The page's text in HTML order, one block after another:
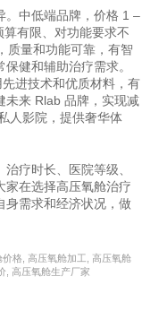
。中低端品牌，价格 1 –
有限、对功能要求不
质量和功能可靠，有智
健和辅助治疗需求。
进技术和优质材料，有
未来 Rlab 品牌，实现减
人影院，提供奢华体
疗时长、医院等级、
家在选择高压氧舱治疗
身需求和经济状况，做
价格 高压氧舱加工
高压氧舱
高压氧舱生产厂家